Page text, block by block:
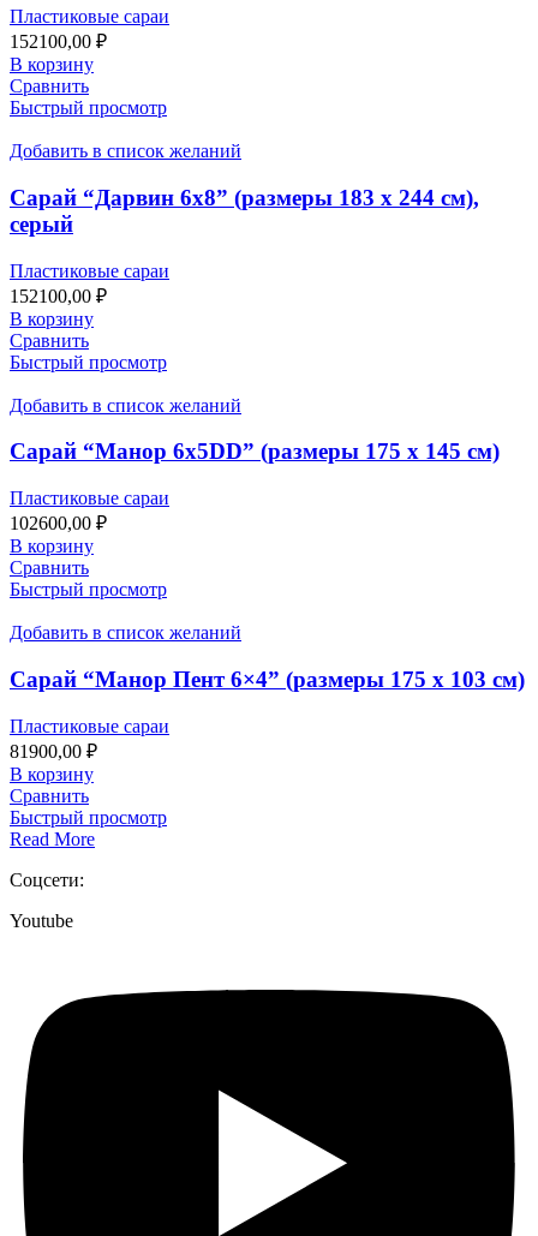
Пластиковые сараи
152100,00 ₽
В корзину
Сравнить
Быстрый просмотр
Добавить в список желаний
Сарай “Дарвин 6х8” (размеры 183 х 244 см),
серый
Пластиковые сараи
152100,00 ₽
В корзину
Сравнить
Быстрый просмотр
Добавить в список желаний
Сарай “Манор 6x5DD” (размеры 175 x 145 см)
Пластиковые сараи
102600,00 ₽
В корзину
Сравнить
Быстрый просмотр
Добавить в список желаний
Сарай “Манор Пент 6×4” (размеры 175 x 103 см)
Пластиковые сараи
81900,00 ₽
В корзину
Сравнить
Быстрый просмотр
Read More
Соцсети:
Youtube